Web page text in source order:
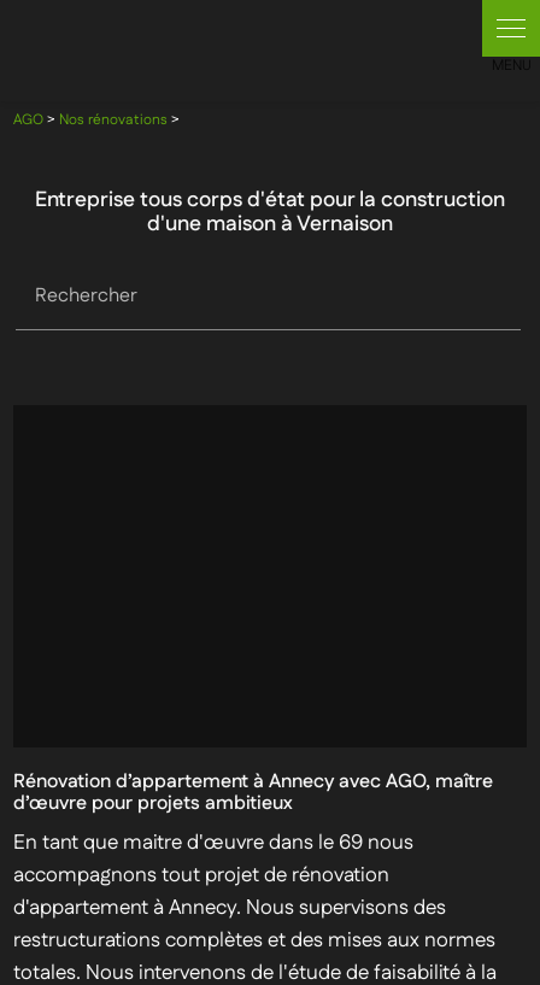
AGO > Nos rénovations>
Entreprise tous corps d'état pour la construction
d'une maison à Vernaison
Rechercher
Rénovation d’appartement à Annecy avec AGO, maître
d’œuvre pour projets ambitieux
En tant que maitre d'œuvre dans le 69 nous
accompagnons tout projet de rénovation
d'appartement à Annecy. Nous supervisons des
restructurations complètes et des mises aux normes
totales. Nous intervenons de l'étude de faisabilité à la